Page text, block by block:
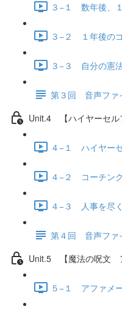
３−１ 数年後、
３−２ １年後の
３−３ 自分の憲
第３回 音声ファ
Unit.4 【ハイヤーセル
４−１ ハイヤー
４−２ コーチン
４−３ 人事を尽
第４回 音声ファ
Unit.5 【魔法の呪文
５−１ アファメ